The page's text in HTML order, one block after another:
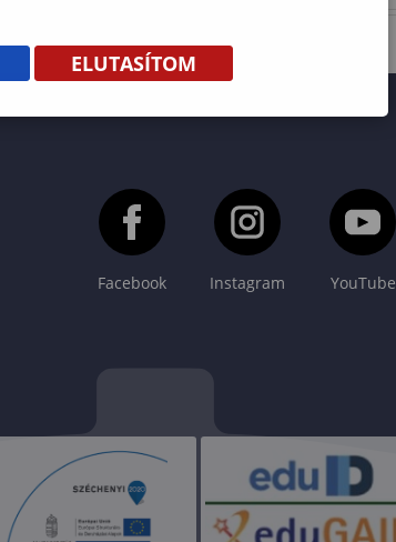
Facebook Instagram YouTube
ELUTASÍTOM